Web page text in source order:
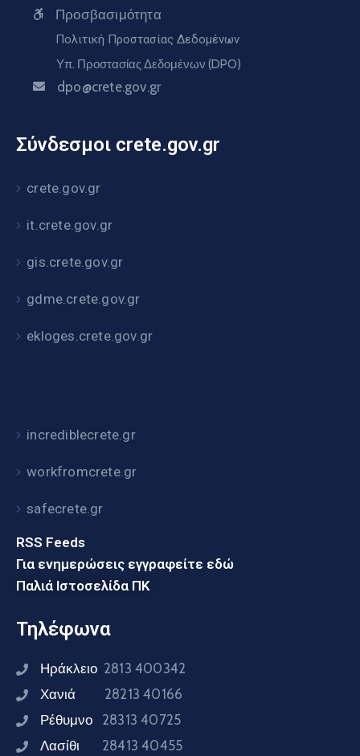
Προσβασιμότητα
Πολιτική Προστασίας Δεδομένων
Υπ. Προστασίας Δεδομένων (DPO)
dpo@crete.gov.gr
Σύνδεσμοι crete.gov.gr
crete.gov.gr
it.crete.gov.gr
gis.crete.gov.gr
gdme.crete.gov.gr
ekloges.crete.gov.gr
incrediblecrete.gr
workfromcrete.gr
safecrete.gr
RSS Feeds
Για ενημερώσεις εγγραφείτε εδώ
Παλιά Ιστοσελίδα ΠΚ
Τηλέφωνα
Ηράκλειο 2813 400342
Χανιά 28213 40166
Ρέθυμνο 28313 40725
Λασίθι 28413 40455